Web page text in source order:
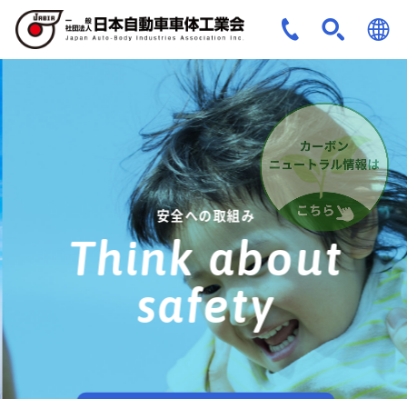
ENG
安全への取組み
Think about
safety